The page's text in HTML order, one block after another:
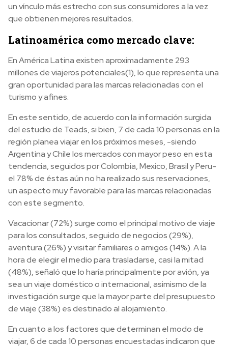
un vínculo más estrecho con sus consumidores a la vez
que obtienen mejores resultados.
Latinoamérica como mercado clave:
En América Latina existen aproximadamente 293
millones de viajeros potenciales(1), lo que representa una
gran oportunidad para las marcas relacionadas con el
turismo y afines.
En este sentido, de acuerdo con la información surgida
del estudio de Teads, si bien, 7 de cada 10 personas en la
región planea viajar en los próximos meses, -siendo
Argentina y Chile los mercados con mayor peso en esta
tendencia, seguidos por Colombia, Mexico, Brasil y Peru-
el 78% de éstas aún no ha realizado sus reservaciones,
un aspecto muy favorable para las marcas relacionadas
con este segmento.
Vacacionar (72%) surge como el principal motivo de viaje
para los consultados, seguido de negocios (29%),
aventura (26%) y visitar familiares o amigos (14%). A la
hora de elegir el medio para trasladarse, casi la mitad
(48%), señaló que lo haría principalmente por avión, ya
sea un viaje doméstico o internacional, asimismo de la
investigación surge que la mayor parte del presupuesto
de viaje (38%) es destinado al alojamiento.
En cuanto a los factores que determinan el modo de
viajar, 6 de cada 10 personas encuestadas indicaron que